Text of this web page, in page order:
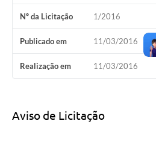
Nº da Licitação 1/2016
Publicado em 11/03/2016
Realização em 11/03/2016
Aviso de Licitação